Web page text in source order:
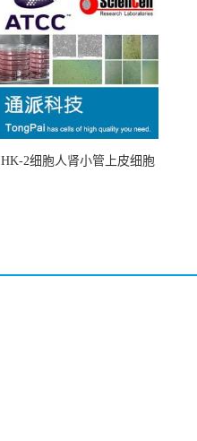
HK-2细胞人肾小管上皮细胞